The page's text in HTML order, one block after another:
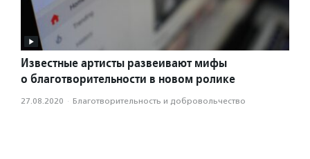
Известные артисты развеивают мифы
о благотворительности в новом ролике
27.08.2020 · Благотвори­тель­ность и доброволь­чест­во